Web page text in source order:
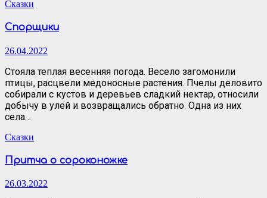
Сказки
Спорщики
26.04.2022
Стояла теплая весенняя погода. Весело загомонили
птицы, расцвели медоносные растения. Пчелы деловито
собирали с кустов и деревьев сладкий нектар, относили
добычу в улей и возвращались обратно. Одна из них
села…
Сказки
Притча о сороконожке
26.03.2022